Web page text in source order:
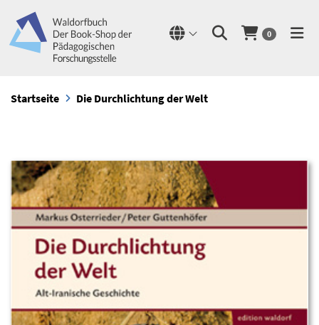
0
Startseite Die Durchlichtung der Welt